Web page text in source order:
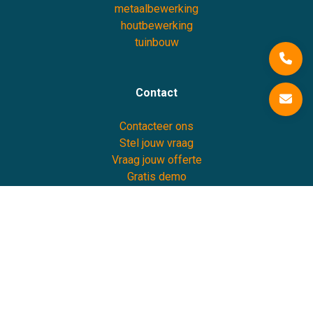
metaalbewerking
houtbewerking
tuinbouw
Contact
Contacteer ons
Stel jouw vraag
Vraag jouw offerte
Gratis demo